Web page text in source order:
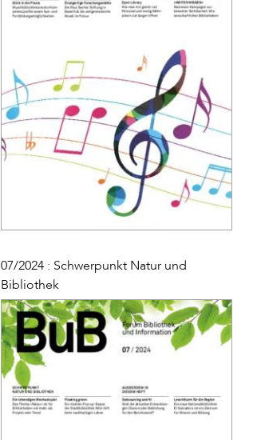
07/2024 : Schwerpunkt Natur und
Bibliothek